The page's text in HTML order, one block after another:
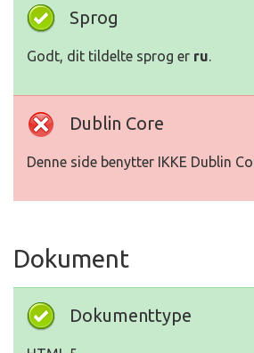
Sprog
Godt, dit tildelte sprog er ru.
Dublin Core
Denne side benytter IKKE Dublin
Dokument
Dokumenttype